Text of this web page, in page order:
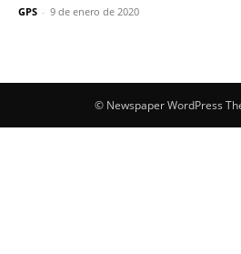
GPS - 9 de enero de 2020
© Newspaper WordPress